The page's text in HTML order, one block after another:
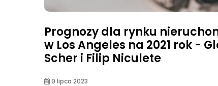
Prognozy dla rynku
w Los Angeles na 2021 rok -
Scher i Filip Niculete
9 lipca 2023